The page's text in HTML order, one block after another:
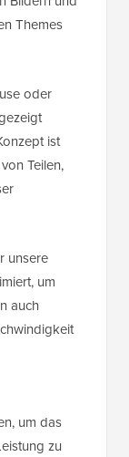
Themes
oder
ist
Teilen,
unsere
um
auch
um das
zu